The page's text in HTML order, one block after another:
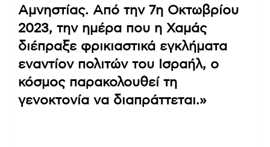
Αμνηστίας. Από την 7η Οκτωβρίου
2023, την ημέρα που η Χαμάς
διέπραξε φρικιαστικά εγκλήματα
εναντίον πολιτών του Ισραήλ, ο
κόσμος παρακολουθεί τη
γενοκτονία να διαπράττεται.»